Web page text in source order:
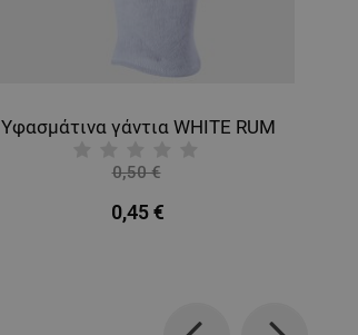
Υφασμάτινα γάντια WHITE RUM
0,50 €
0,45 €